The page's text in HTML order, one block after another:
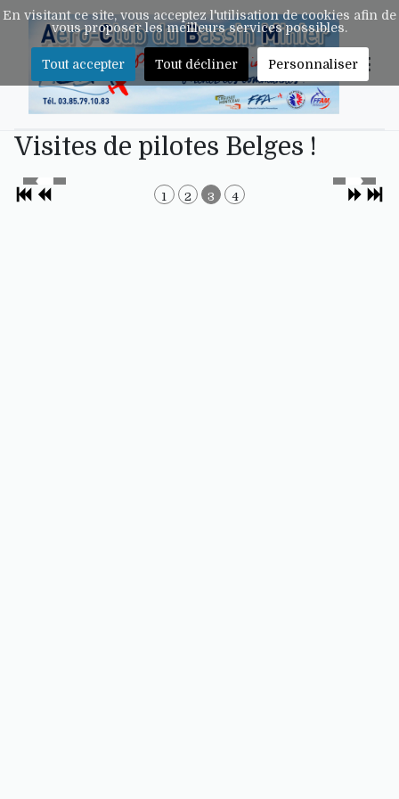
Visites de pilotes Belges !
1 2 3 4
En visitant ce site, vous acceptez l'utilisation de cookies afin de
vous proposer les meilleurs services possibles.
Tout accepter Tout décliner Personnaliser